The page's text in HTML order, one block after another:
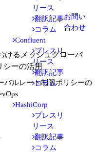
リース
翻訳記事
コラム
Confluent
プレスリ
リース
翻訳記事
コラム
HashiCorp
プレスリ
リース
翻訳記事
コラム
お問い
合わせ
けるメッシュグローバ
シーの活用
バルレート制限ポリシーの